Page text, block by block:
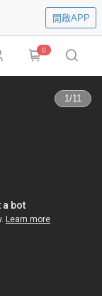
開啟APP
0
1/11